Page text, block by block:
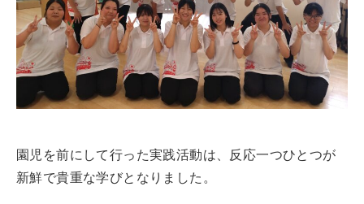
園児を前にして行った実践活動は、反応一つひとつが
新鮮で貴重な学びとなりました。